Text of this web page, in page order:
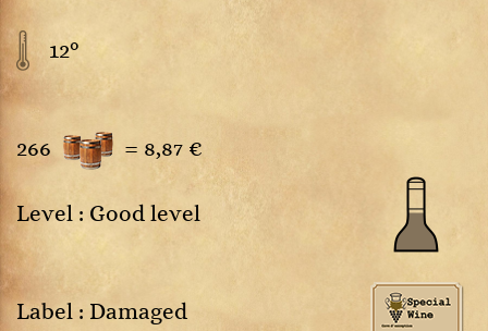
12°
266 = 8,87 €
Level : Good level
Label : Damaged